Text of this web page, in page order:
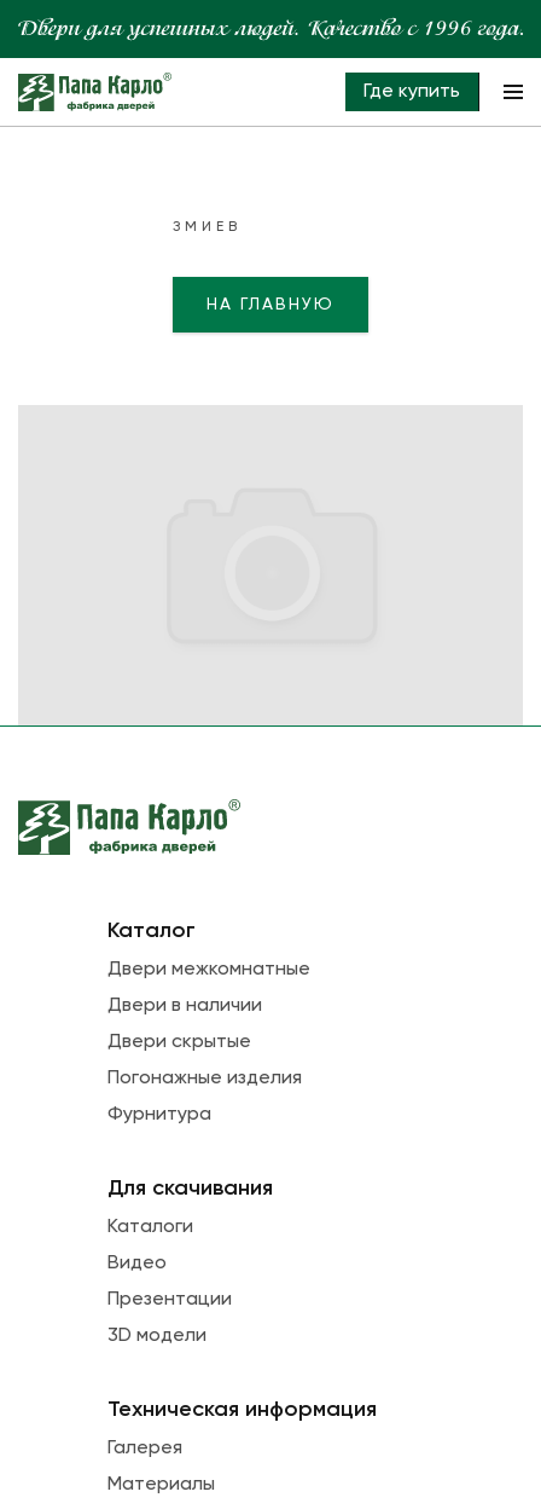
Где купить
ЗМИЕВ
НА ГЛАВНУЮ
Каталог
Двери межкомнатные
Двери в наличии
Двери скрытые
Погонажные изделия
Фурнитура
Для скачивания
Каталоги
Видео
Презентации
3D модели
Техническая информация
Галерея
Материалы